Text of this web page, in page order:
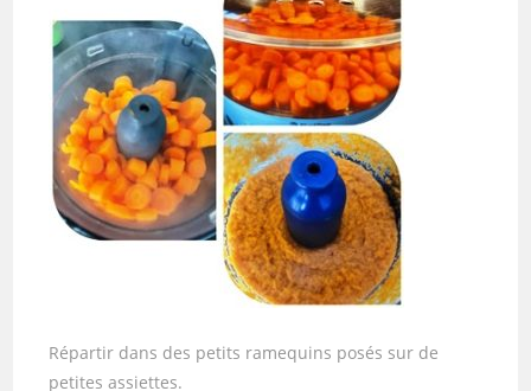
Répartir dans des petits ramequins posés sur de
petites assiettes.